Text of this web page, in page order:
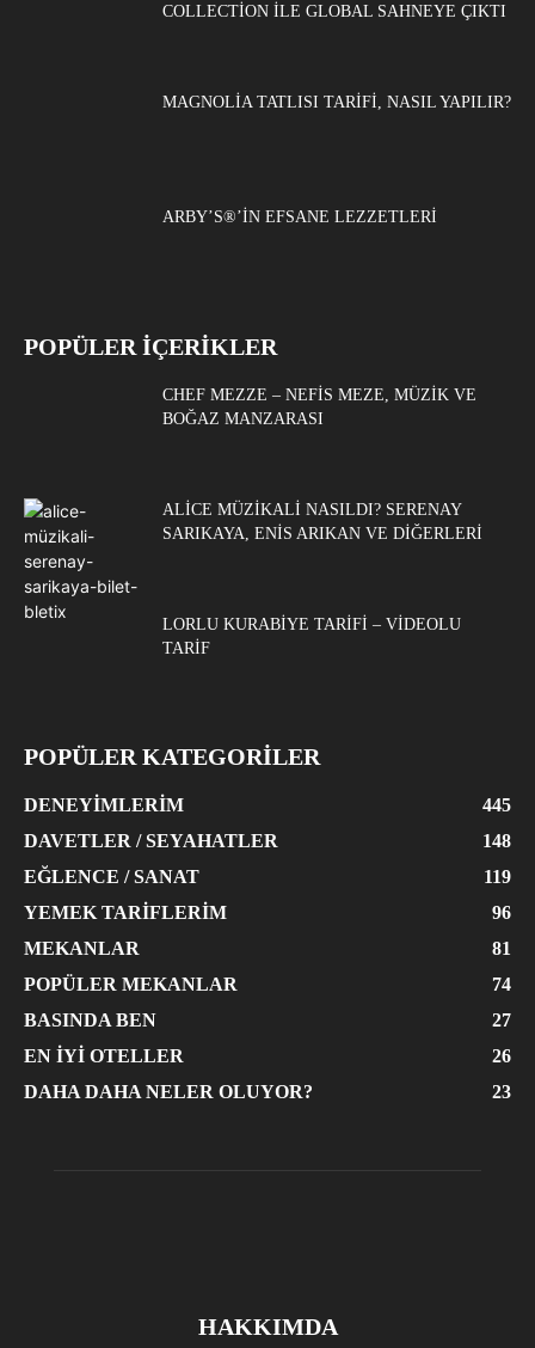
COLLECTION ILE GLOBAL SAHNEYE ÇIKTI
MAGNOLIA TATLISI TARIFI, NASIL YAPILIR?
ARBY’S®’IN EFSANE LEZZETLERI
POPÜLER İÇERİKLER
CHEF MEZZE – NEFIS MEZE, MÜZIK VE
BOĞAZ MANZARASI
ALICE MÜZIKALI NASILDI? SERENAY
SARIKAYA, ENIS ARIKAN VE DIĞERLERI
LORLU KURABIYE TARIFI – VIDEOLU
TARIF
POPÜLER KATEGORİLER
DENEYIMLERIM
445
DAVETLER / SEYAHATLER
148
EĞLENCE / SANAT
119
YEMEK TARIFLERIM
96
MEKANLAR
81
POPÜLER MEKANLAR
74
BASINDA BEN
27
EN İYI OTELLER
26
DAHA DAHA NELER OLUYOR?
23
HAKKIMDA